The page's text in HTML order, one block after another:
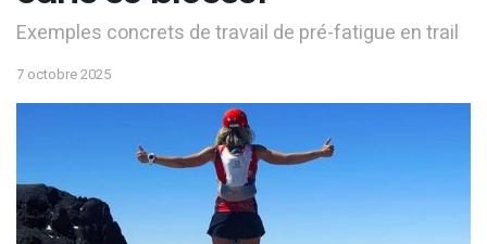
Exemples concrets de travail de pré-fatigue en trail
7 octobre 2025